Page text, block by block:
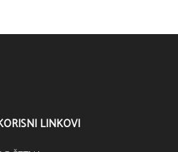
LINKOVI